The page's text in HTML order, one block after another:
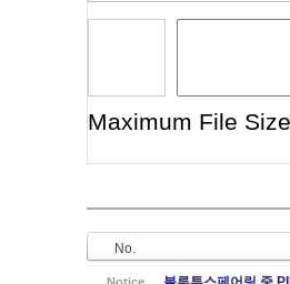
Maximum File
No.
Notice